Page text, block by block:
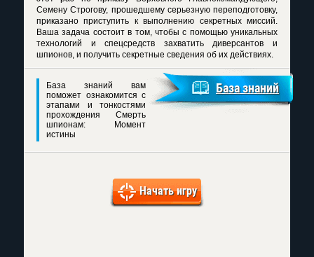
Семену Строгову, прошедшему серьезную переподготовку,
приказано приступить к выполнению секретных миссий.
Ваша задача состоит в том, чтобы с помощью уникальных
технологий и спецсредств захватить диверсантов и
шпионов, и получить секретные сведения об их действиях.
База знаний вам
поможет ознакомится с
этапами и тонкостями
прохождения Смерть
шпионам: Момент
истины
База знаний
Начать игру